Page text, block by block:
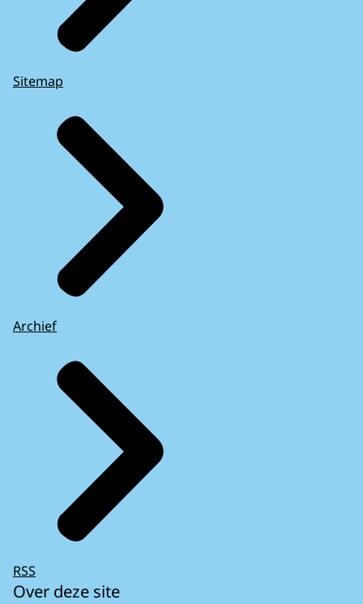
Sitemap
Archief
RSS
Over deze site